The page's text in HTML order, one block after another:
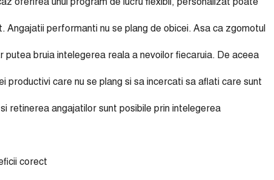
oferirea unui program de lucru flexibil, personalizat poate
Angajatii performanti nu se plang de obicei. Asa ca zgomotul
putea bruia intelegerea reala a nevoilor fiecaruia. De aceea
productivi care nu se plang si sa incercati sa aflati care sunt
retinerea angajatilor sunt posibile prin intelegerea
corect